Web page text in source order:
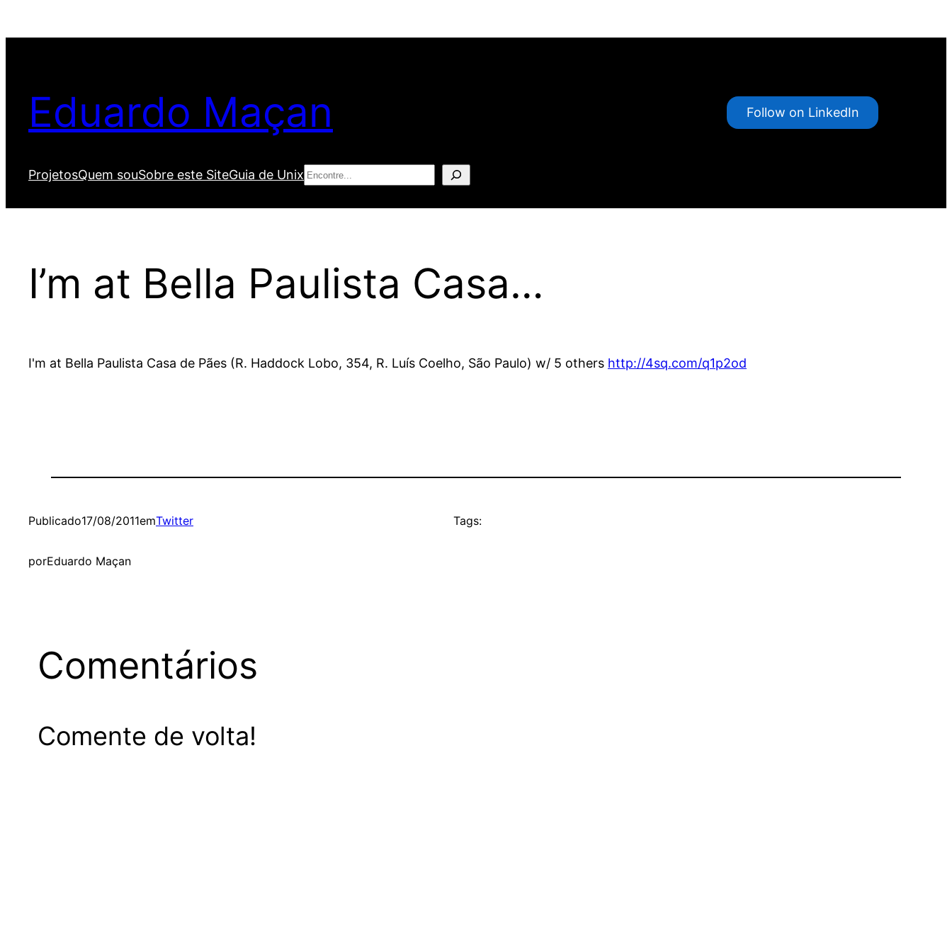
para
Eduardo Maçan Follow on LinkedIn
ProjetosQuem souSobre este SiteGuia de Unix Pesquisar
I’m at Bella Paulista Casa…
I'm at Bella Paulista Casa de Pães (R. Haddock Lobo, 354, R. Luís Coelho, São Paulo) w/ 5 others http://4sq.com/q1p2od
Publicado17/08/2011emTwitter
porEduardo Maçan
Tags:
Comentários
Comente de volta!